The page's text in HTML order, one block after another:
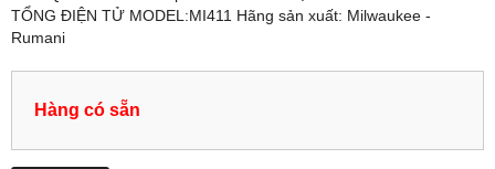
TỔNG ĐIỆN TỬ MODEL:MI411 Hãng sản xuất: Milwaukee -
Rumani
Hàng có sẵn